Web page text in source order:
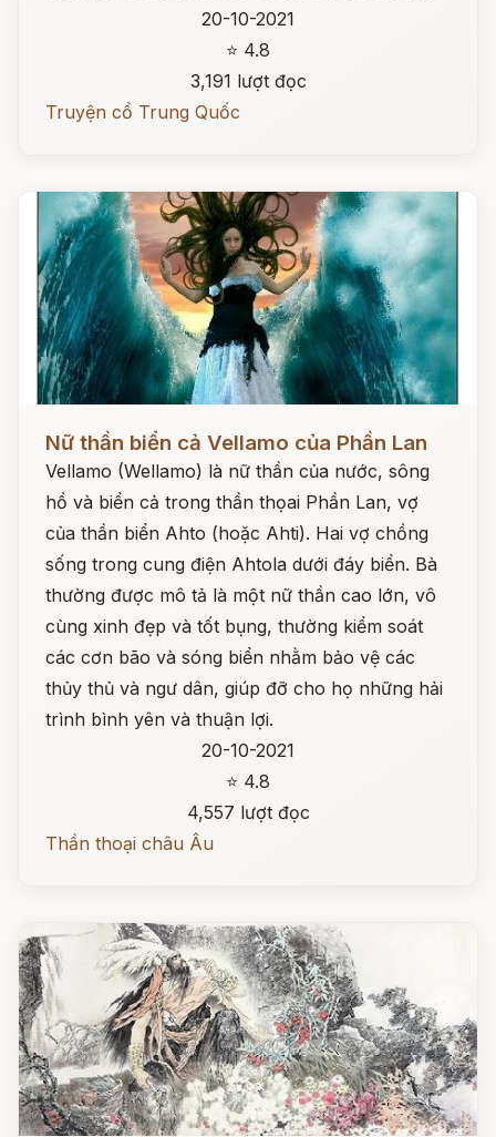
20-10-2021
⭐ 4.8
3,191 lượt đọc
Truyện cổ Trung Quốc
Nữ thần biển cả Vellamo của Phần Lan
Vellamo (Wellamo) là nữ thần của nước, sông
hồ và biển cả trong thần thọai Phần Lan, vợ
của thần biển Ahto (hoặc Ahti). Hai vợ chồng
sống trong cung điện Ahtola dưới đáy biển. Bà
thường được mô tả là một nữ thần cao lớn, vô
cùng xinh đẹp và tốt bụng, thường kiểm soát
các cơn bão và sóng biển nhằm bảo vệ các
thủy thủ và ngư dân, giúp đỡ cho họ những hải
trình bình yên và thuận lợi.
20-10-2021
⭐ 4.8
4,557 lượt đọc
Thần thoại châu Âu